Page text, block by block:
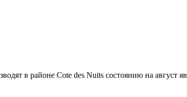
в районе Cote des Nuits состоянию на август